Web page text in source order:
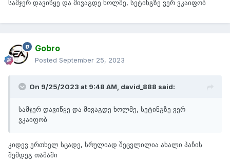
სამჯერ დავიწყე და მივაგდე ხოლმე, სეტინგზე ვერ ვკაიფობ
Gobro
Posted September 25, 2023
On 9/25/2023 at 9:48 AM, david_888 said:
სამჯერ დავიწყე და მივაგდე ხოლმე, სეტინგზე ვერ
ვკაიფობ
კიდევ ერთხელ სცადე, სრულიად შეცვლილია ახალი პაჩის
შემდეგ თამაში